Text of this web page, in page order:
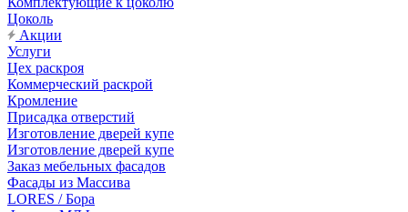
Цоколь
Акции
Услуги
Цех раскроя
Коммерческий раскрой
Кромление
Присадка отверстий
Изготовление дверей купе
Изготовление дверей купе
Заказ мебельных фасадов
Фасады из Массива
LORES / Бора